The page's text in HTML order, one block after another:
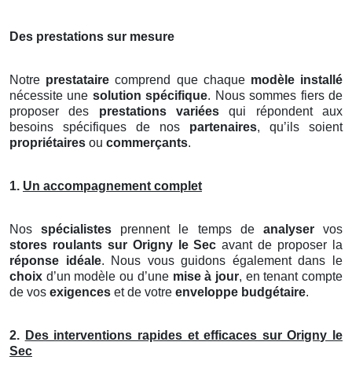
Des prestations sur mesure
Notre prestataire comprend que chaque modèle installé
nécessite une solution spécifique. Nous sommes fiers de
proposer des prestations variées qui répondent aux
besoins spécifiques de nos partenaires, qu’ils soient
propriétaires ou commerçants.
1. Un accompagnement complet
Nosspécialistes prennent le temps de analyservos
stores roulants sur Origny le Secavant de proposer la
réponse idéale. Nous vous guidons également dans le
choix d’un modèle ou d’une mise à jour, en tenant compte
de vos exigences et de votre enveloppe budgétaire.
2. Des interventions rapides et efficaces sur Origny le
Sec